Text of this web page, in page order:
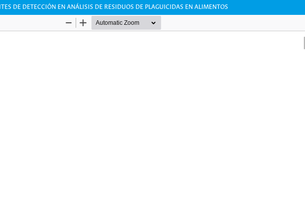
DE DETECCIÓN EN ANÁLISIS DE RESIDUOS DE PLAGUICIDAS EN ALIMENTOS